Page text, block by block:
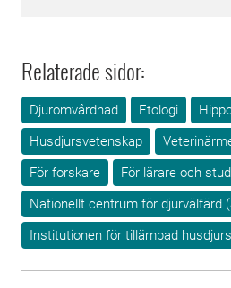
Relaterade sidor:
Djuromvårdnad Etologi
Husdjursvetenskap
För forskare
För lärare och
Nationellt centrum för djurvälfärd
Institutionen för tillämpad